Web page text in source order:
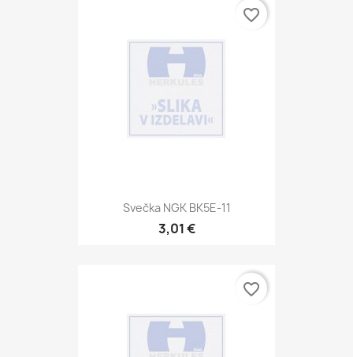
Svečka NGK BK5E-11
3,01 €
favorite_border
favorite_border